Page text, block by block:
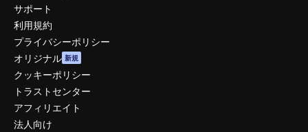
サポート
利用規約
プライバシーポリシー
オリジナル 新規
クッキーポリシー
トラストセンター
アフィリエイト
法人向け